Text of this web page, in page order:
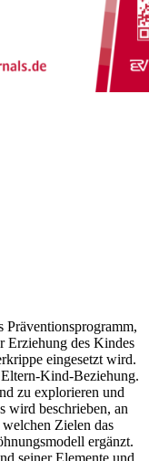
Präventionsprogramm,
Erziehung des Kindes
eingesetzt wird.
Kind-Beziehung.
zu explorieren und
wird beschrieben, an
Zielen das
ergänzt.
seiner Elemente und